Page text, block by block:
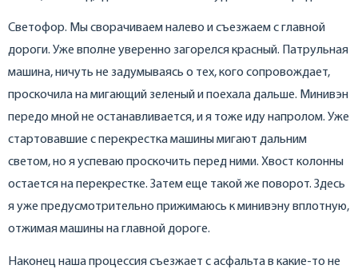
Светофор. Мы сворачиваем налево и съезжаем с главной
дороги. Уже вполне уверенно загорелся красный. Патрульная
машина, ничуть не задумываясь о тех, кого сопровождает,
проскочила на мигающий зеленый и поехала дальше. Минивэн
передо мной не останавливается, и я тоже иду напролом. Уже
стартовавшие с перекрестка машины мигают дальним
светом, но я успеваю проскочить перед ними. Хвост колонны
остается на перекрестке. Затем еще такой же поворот. Здесь
я уже предусмотрительно прижимаюсь к минивэну вплотную,
отжимая машины на главной дороге.
Наконец наша процессия съезжает с асфальта в какие-то не